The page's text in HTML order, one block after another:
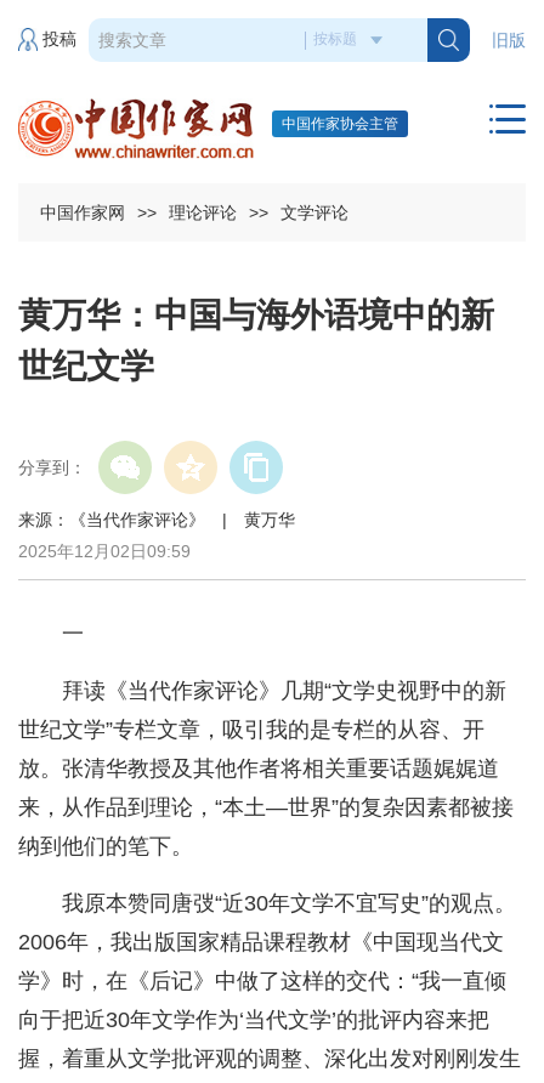
旧版
投稿
中国作家协会主管
中国作家网 >> 理论评论 >> 文学评论
黄万华：中国与海外语境中的新
世纪文学
分享到：
来源：《当代作家评论》 | 黄万华
2025年12月02日09:59
一
拜读《当代作家评论》几期“文学史视野中的新
世纪文学”专栏文章，吸引我的是专栏的从容、开
放。张清华教授及其他作者将相关重要话题娓娓道
来，从作品到理论，“本土—世界”的复杂因素都被接
纳到他们的笔下。
我原本赞同唐弢“近30年文学不宜写史”的观点。
2006年，我出版国家精品课程教材《中国现当代文
学》时，在《后记》中做了这样的交代：“我一直倾
向于把近30年文学作为‘当代文学’的批评内容来把
握，着重从文学批评观的调整、深化出发对刚刚发生